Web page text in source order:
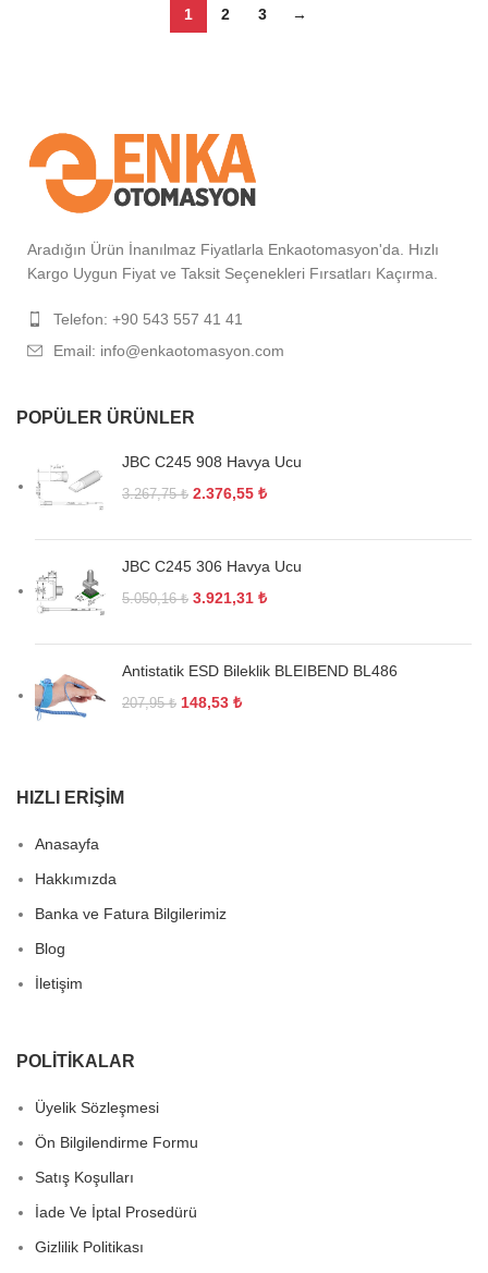
1 2 3 →
Aradığın Ürün İnanılmaz Fiyatlarla Enkaotomasyon'da. Hızlı
Kargo Uygun Fiyat ve Taksit Seçenekleri Fırsatları Kaçırma.
Telefon: +90 543 557 41 41
Email: info@enkaotomasyon.com
POPÜLER ÜRÜNLER
JBC C245 908 Havya Ucu
3.267,75₺ 2.376,55 ₺
JBC C245 306 Havya Ucu
5.050,16₺ 3.921,31 ₺
Antistatik ESD Bileklik BLEIBEND BL486
207,95₺ 148,53 ₺
HIZLI ERIŞIM
Anasayfa
Hakkımızda
Banka ve Fatura Bilgilerimiz
Blog
İletişim
POLITIKALAR
Üyelik Sözleşmesi
Ön Bilgilendirme Formu
Satış Koşulları
İade Ve İptal Prosedürü
Gizlilik Politikası